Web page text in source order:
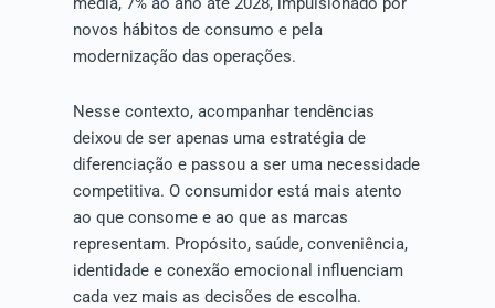
novos hábitos de consumo e pela
modernização das operações.
Nesse contexto, acompanhar tendências
deixou de ser apenas uma estratégia de
diferenciação e passou a ser uma necessidade
competitiva. O consumidor está mais atento
ao que consome e ao que as marcas
representam. Propósito, saúde, conveniência,
identidade e conexão emocional influenciam
cada vez mais as decisões de escolha.